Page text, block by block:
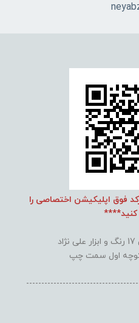
فوق اپلیکیشن اختصاصی را
کنید****